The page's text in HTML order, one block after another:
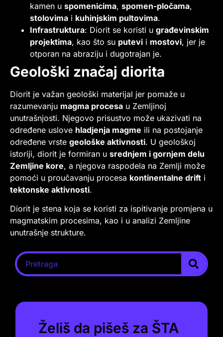
kamen u spomenicima, spomen-pločama,
stolovima i kuhinjskim pultovima.
Infrastruktura: Diorit se koristi u građevinskim
projektima, kao što su putevi i mostovi, jer je
otporan na abraziju i dugotrajan je.
Geološki značaj diorita
Diorit je važan geološki materijal jer pomaže u
razumevanju magma procesa u Zemljinoj
unutrašnjosti. Njegovo prisustvo može ukazivati na
određene uslove hladjenja magme ili na postojanje
određene vrste geološke aktivnosti. U geološkoj
istoriji, diorit je formiran u srednjem i gornjem delu
Zemljine kore, a njegova raspodela na Zemlji može
pomoći u proučavanju procesa kontinentalne drift i
tektonske aktivnosti.
Diorit je stena koja se koristi za ispitivanje promjena u
magmatskim procesima, kao i u analizi Zemljine
unutrašnje strukture.
Želiš da pišeš za ŠTA